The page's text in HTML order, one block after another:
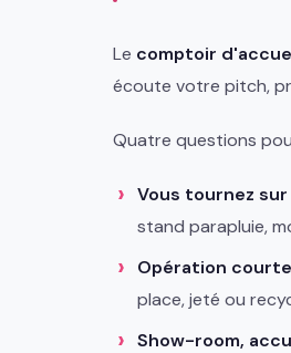
Le comptoir
écoute votre pitch,
Quatre questions
Vous tournez
stand parapluie,
Opération
place, jeté ou
Show-room,